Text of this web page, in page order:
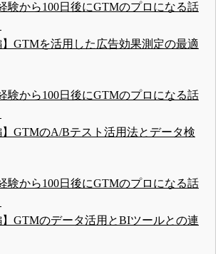
験から100日後にGTMのプロになる話
GTMを活用した広告効果測定の最適
験から100日後にGTMのプロになる話
GTMのA/Bテスト活用法とデータ検
験から100日後にGTMのプロになる話
GTMのデータ活用とBIツールとの連